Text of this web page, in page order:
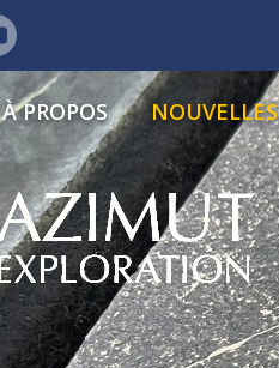
À PROPOS NOUVELLES